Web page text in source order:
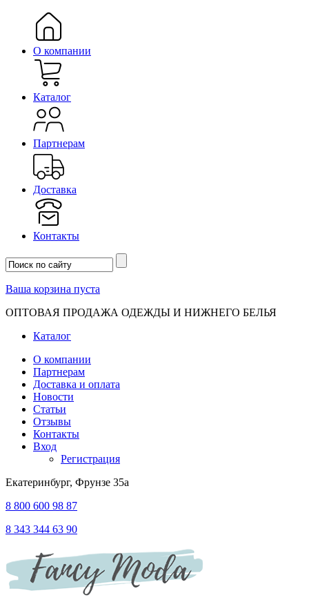
О компании
Каталог
Партнерам
Доставка
Контакты
Ваша корзина пуста
ОПТОВАЯ ПРОДАЖА ОДЕЖДЫ И НИЖНЕГО БЕЛЬЯ
Каталог
О компании
Партнерам
Доставка и оплата
Новости
Статьи
Отзывы
Контакты
Вход
Регистрация
Екатеринбург, Фрунзе 35а
8 800 600 98 87
8 343 344 63 90